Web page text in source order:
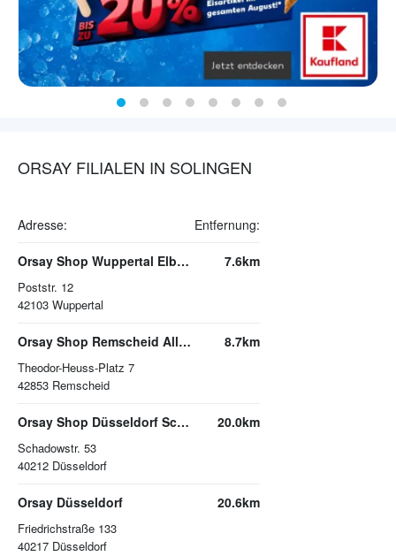
ORSAY FILIALEN IN SOLINGEN
Adresse: Entfernung:
Orsay Shop Wuppertal Elberfeld
Poststr. 12
42103 Wuppertal
7.6km
Orsay Shop Remscheid Allee Center
Theodor-Heuss-Platz 7
42853 Remscheid
8.7km
Orsay Shop Düsseldorf Schadowstr.
Schadowstr. 53
40212 Düsseldorf
20.0km
Orsay Düsseldorf
Friedrichstraße 133
40217 Düsseldorf
20.6km